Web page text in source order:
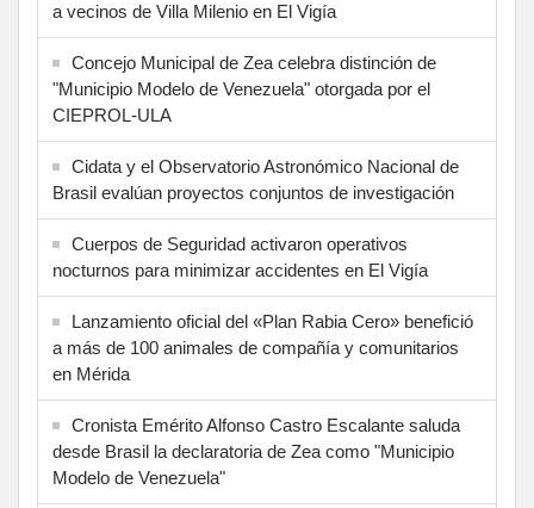
a vecinos de Villa Milenio en El Vigía
Concejo Municipal de Zea celebra distinción de
"Municipio Modelo de Venezuela" otorgada por el
CIEPROL-ULA
Cidata y el Observatorio Astronómico Nacional de
Brasil evalúan proyectos conjuntos de investigación
Cuerpos de Seguridad activaron operativos
nocturnos para minimizar accidentes en El Vigía
Lanzamiento oficial del «Plan Rabia Cero» benefició
a más de 100 animales de compañía y comunitarios
en Mérida
Cronista Emérito Alfonso Castro Escalante saluda
desde Brasil la declaratoria de Zea como "Municipio
Modelo de Venezuela"